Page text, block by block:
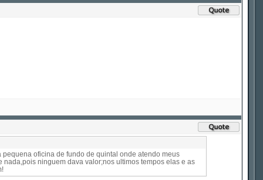
oficina de fundo de quintal onde atendo meus
ninguem dava valor;nos ultimos tempos elas e as